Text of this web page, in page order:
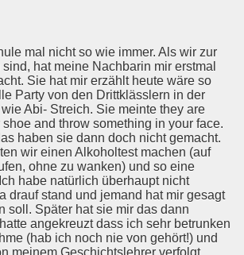
mal nicht so wie immer. Als wir zur
hat meine Nachbarin mir erstmal
Sie hat mir erzählt heute wäre so
Party von den Drittklässlern in der
Abi- Streich. Sie meinte they are
and throw something in your face.
haben sie dann doch nicht gemacht.
wir einen Alkoholtest machen (auf
ohne zu wanken) und so eine
habe natürlich überhaupt nicht
drauf stand und jemand hat mir gesagt
soll. Später hat sie mir das dann
angekreuzt dass ich sehr betrunken
(hab ich noch nie von gehört!) und
meinem Geschichtslehrer verfolgt